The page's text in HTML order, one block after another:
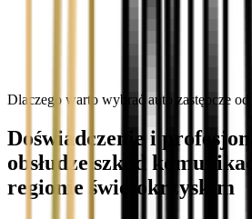
Dlaczego warto wybrać auto zastępcze od
Doświadczenie i
obsłudze szkód
regionie świętokrzyskim